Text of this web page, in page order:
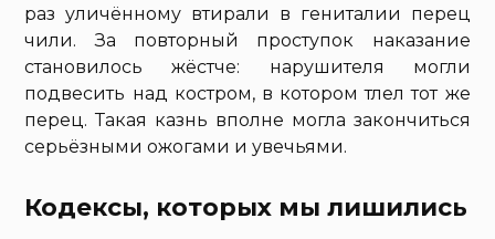
раз уличённому втирали в гениталии перец
чили. За повторный проступок наказание
становилось жёстче: нарушителя могли
подвесить над костром, в котором тлел тот же
перец. Такая казнь вполне могла закончиться
серьёзными ожогами и увечьями.
Кодексы, которых мы лишились